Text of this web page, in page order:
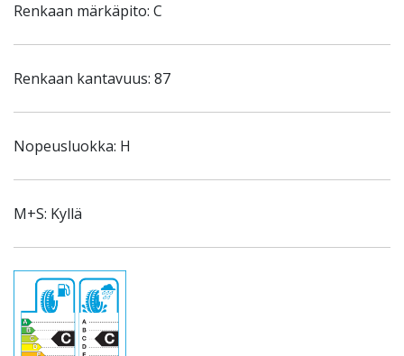
Renkaan märkäpito: C
Renkaan kantavuus: 87
Nopeusluokka: H
M+S: Kyllä